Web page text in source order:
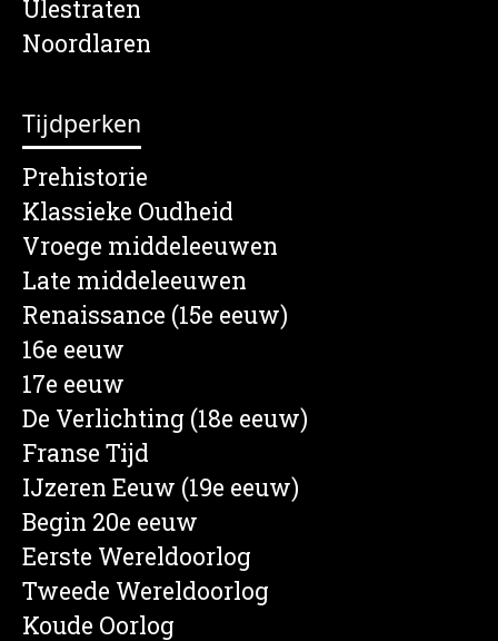
Ulestraten
Noordlaren
Tijdperken
Prehistorie
Klassieke Oudheid
Vroege middeleeuwen
Late middeleeuwen
Renaissance (15e eeuw)
16e eeuw
17e eeuw
De Verlichting (18e eeuw)
Franse Tijd
IJzeren Eeuw (19e eeuw)
Begin 20e eeuw
Eerste Wereldoorlog
Tweede Wereldoorlog
Koude Oorlog